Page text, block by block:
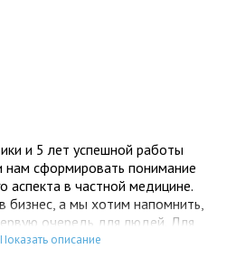
и 5 лет успешной работы
сформировать понимание
аспекта в частной медицине.
бизнес, а мы хотим напомнить,
очередь для людей. Для
с социальной
Показать описание